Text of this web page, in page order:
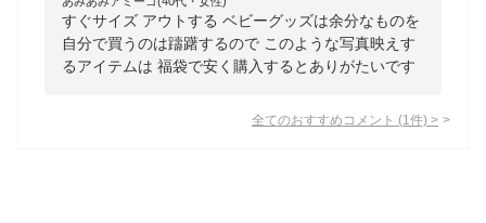
すぐサイズ アウトする ベビーグッズは余分なものを
自分で買うのは躊躇するので このような写真映えす
るアイテムは 福袋で安く購入するとありがたいです
全てのおすすめコメント (1 件) >